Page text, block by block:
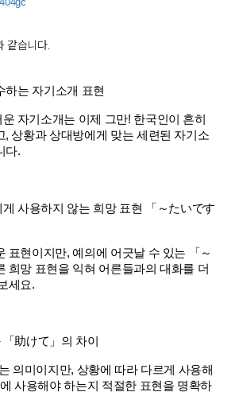
같습니다.
하는 자기소개 표현
자기소개는 이제 그만! 한국인이 흔히
, 상황과 상대방에게 맞는 세련된 자기소
다.
사용하지 않는 희망 표현 「～たいです
표현이지만, 예의에 어긋날 수 있는 「～
희망 표현을 익혀 어른들과의 대화를 더
세요.
助けて」의 차이
의미이지만, 상황에 따라 다르게 사용해
사용해야 하는지 적절한 표현을 명확하